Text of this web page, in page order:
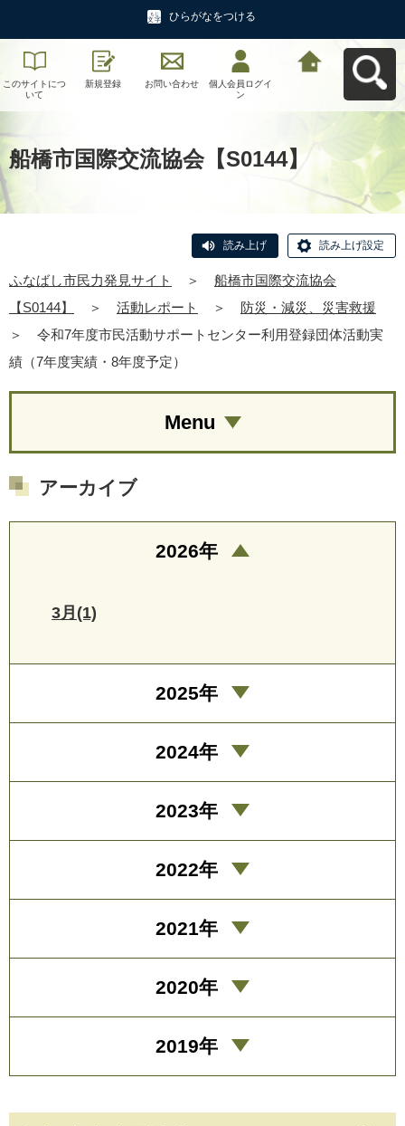
ひらがなをつける
このサイトにつ
いて
新規登録 お問い合わせ
個人会員ログイ
ン
船橋市国際交流協会【S0144】
読み上げ 読み上げ設定
ふなばし市民力発見サイト ＞
船橋市国際交流協会
【S0144】
＞ 活動レポート ＞
防災・減災、災害救援
＞
令和7年度市民活動サポートセンター利用登録団体活動実
績（7年度実績・8年度予定）
Menu
アーカイブ
2026年
3月(1)
2025年
2024年
2023年
2022年
2021年
2020年
2019年